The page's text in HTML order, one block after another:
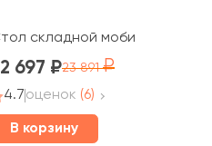
1380x720x753 Икс пулл / X-
складной мобильный T2
697 23 891
4.7оценок (6)
В корзину